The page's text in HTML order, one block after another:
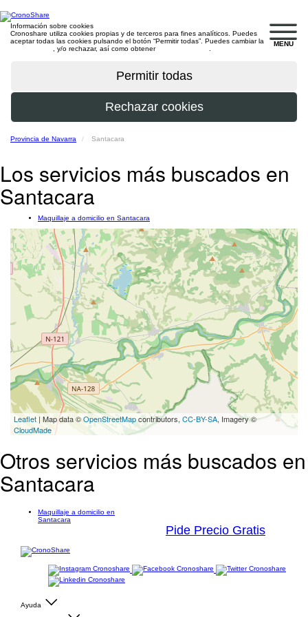
MENU
Información sobre cookies
Cronoshare utiliza cookies propias y de terceros para fines analíticos. Puedes
aceptar todas las cookies pulsando el botón “Permitir todas”. Puedes cambiar la
, y/o rechazar, así como obtener
Provincia de Navarra Santacara
Los servicios más buscados en
Santacara
Maquillaje a domicilio en Santacara
Leaflet | Map data ©OpenStreetMapcontributors, CC-BY-SA, Imagery ©
CloudMade
Otros servicios más buscados en
Santacara
Maquillaje a domicilio en
Santacara
Pide Precio Gratis
Ayuda